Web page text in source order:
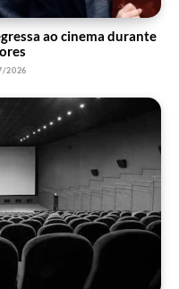
ao cinema durante
2026